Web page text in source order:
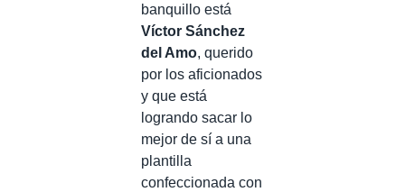
banquillo está
Víctor Sánchez
del Amo, querido
por los aficionados
y que está
logrando sacar lo
mejor de sí a una
plantilla
confeccionada con